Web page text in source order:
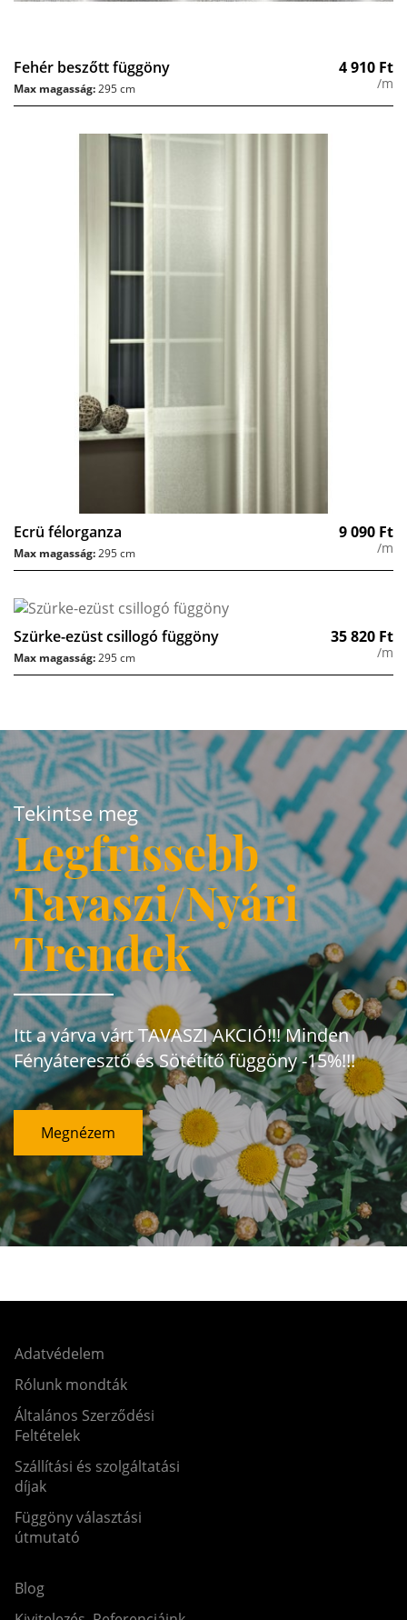
Fehér beszőtt függöny 4 910 Ft
/m
Max magasság:295 cm
Ecrü félorganza 9 090 Ft
/m
Max magasság:295 cm
Szürke-ezüst csillogó függöny 35 820 Ft
/m
Max magasság:295 cm
Tekintse meg
Legfrissebb
Tavaszi/Nyári
Trendek
Itt a várva várt TAVASZI AKCIÓ!!! Minden
Fényáteresztő és Sötétítő függöny -15%!!!
Megnézem
Adatvédelem
Rólunk mondták
Általános Szerződési
Feltételek
Szállítási és szolgáltatási
díjak
Függöny választási
útmutató
Blog